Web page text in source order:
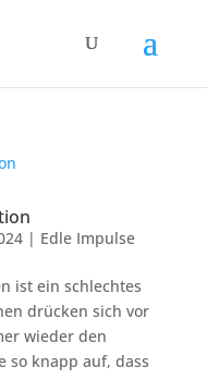
| Edle Impulse
ist ein schlechtes
drücken sich vor
wieder den
so knapp auf, dass